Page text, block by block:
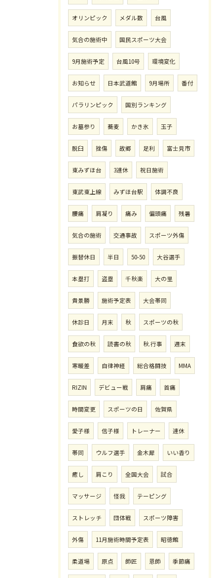
オリンピック メダル数 台風
気合の施術中 国民スポーツ大会
9月施術予定 台風10号 環境変化
お知らせ 日本武道館 9月場所 番付
パラリンピック 国別ランキング
お墓参り 蕎麦 かき氷 玉子
脱臼 挫傷 故郷 足利 富士見市
東みずほ台 3連休 祝日施術
東武東上線 みずほ台駅 体調不良
腰痛 肩凝り 痛み 偏頭痛 残暑
気合の施術 交通事故 スポーツ外傷
振替休日 半日 50-50 大谷選手
本塁打 盗塁 千秋楽 大の里
貴景勝 施術予定表 大会帯同
休診日 月末 秋 スポーツの秋
食欲の秋 読書の秋 秋.行事 週末
寒暖差 自律神経 総合格闘技 MMA
RIZIN デビュー戦 肩痛 首痛
時間変更 スポーツの日 佐賀県
愛子様 信子様 トレーナー 連休
帯同 ウルフ選手 金木犀 いい香り
癒し 肩こり 全国大会 試合
マッサージ 怪我 テーピング
ストレッチ 団体戦 スポーツ障害
外傷 11月施術時間予定表 昭徳館
柔道場 原点 師匠 恩師 季節痛